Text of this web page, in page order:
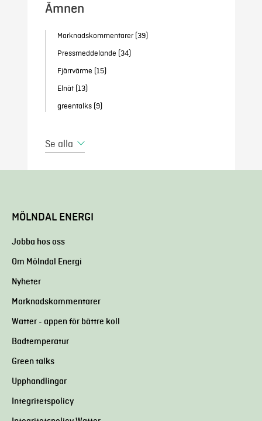
Ämnen
Marknadskommentarer (39)
Pressmeddelande (34)
Fjärrvärme (15)
Elnät (13)
greentalks (9)
Se alla
MÖLNDAL ENERGI
Jobba hos oss
Om Mölndal Energi
Nyheter
Marknadskommentarer
Watter - appen för bättre koll
Badtemperatur
Green talks
Upphandlingar
Integritetspolicy